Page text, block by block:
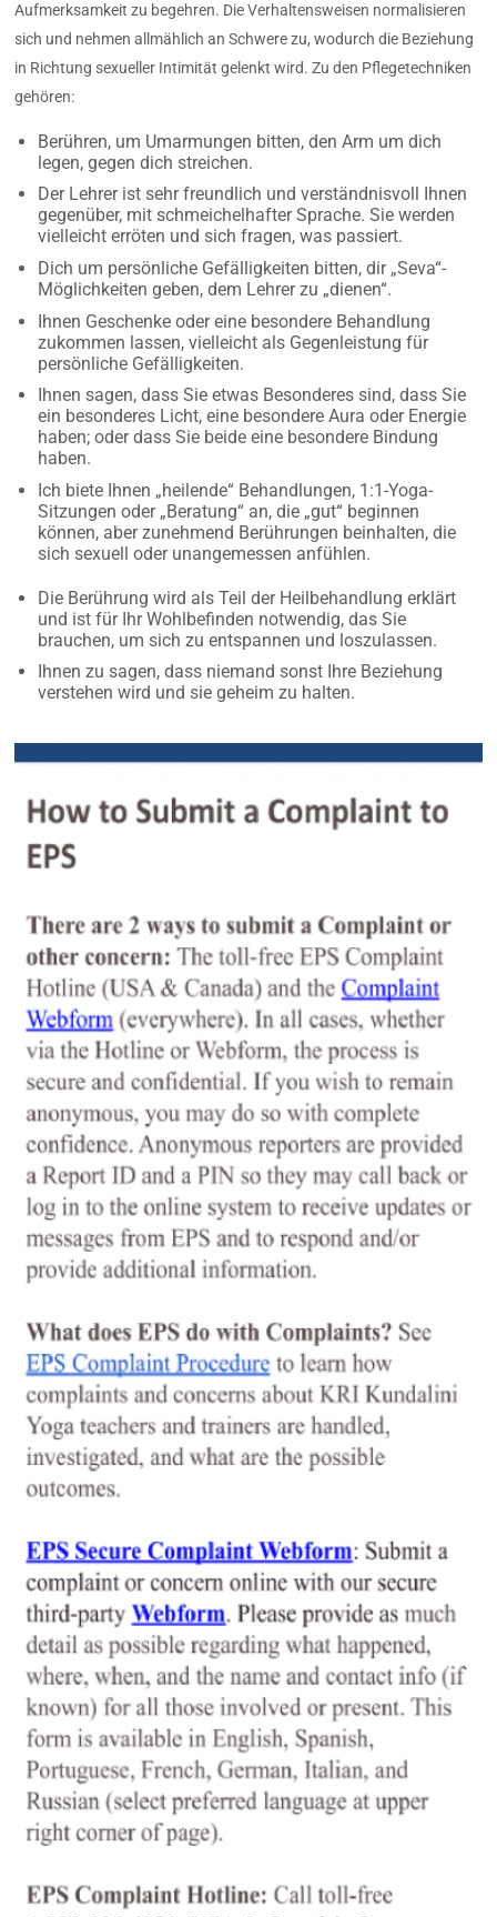
Aufmerksamkeit zu begehren. Die Verhaltensweisen normalisieren
sich und nehmen allmählich an Schwere zu, wodurch die Beziehung
in Richtung sexueller Intimität gelenkt wird. Zu den Pflegetechniken
gehören:
Berühren, um Umarmungen bitten, den Arm um dich
legen, gegen dich streichen.
Der Lehrer ist sehr freundlich und verständnisvoll Ihnen
gegenüber, mit schmeichelhafter Sprache. Sie werden
vielleicht erröten und sich fragen, was passiert.
Dich um persönliche Gefälligkeiten bitten, dir „Seva“-
Möglichkeiten geben, dem Lehrer zu „dienen“.
Ihnen Geschenke oder eine besondere Behandlung
zukommen lassen, vielleicht als Gegenleistung für
persönliche Gefälligkeiten.
Ihnen sagen, dass Sie etwas Besonderes sind, dass Sie
ein besonderes Licht, eine besondere Aura oder Energie
haben; oder dass Sie beide eine besondere Bindung
haben.
Ich biete Ihnen „heilende“ Behandlungen, 1:1-Yoga-
Sitzungen oder „Beratung“ an, die „gut“ beginnen
können, aber zunehmend Berührungen beinhalten, die
sich sexuell oder unangemessen anfühlen.
Die Berührung wird als Teil der Heilbehandlung erklärt
und ist für Ihr Wohlbefinden notwendig, das Sie
brauchen, um sich zu entspannen und loszulassen.
Ihnen zu sagen, dass niemand sonst Ihre Beziehung
verstehen wird und sie geheim zu halten.